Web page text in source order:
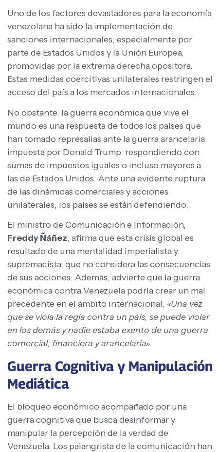
Uno de los factores devastadores para la economía
venezolana ha sido la implementación de
sanciones internacionales, especialmente por
parte de Estados Unidos y la Unión Europea,
promovidas por la extrema derecha opositora.
Estas medidas coercitivas unilaterales restringen el
acceso del país a los mercados internacionales.
No obstante, la guerra económica que vive el
mundo es una respuesta de todos los países que
han tomado represalias ante la guerra arancelaria
impuesta por Donald Trump, respondiendo con
sumas de impuestos iguales o incluso mayores a
las de Estados Unidos. Ante una evidente ruptura
de las dinámicas comerciales y acciones
unilaterales, los países se están defendiendo.
El ministro de Comunicación e Información,
Freddy Ñáñez, afirma que esta crisis global es
resultado de una mentalidad imperialista y
supremacista, que no considera las consecuencias
de sus acciones. Además, advierte que la guerra
económica contra Venezuela podría crear un mal
precedente en el ámbito internacional. «Una vez
que se viola la regla contra un país, se puede violar
en los demás y nadie estaba exento de una guerra
comercial, financiera y arancelaria».
Guerra Cognitiva y Manipulación
Mediática
El bloqueo económico acompañado por una
guerra cognitiva que busca desinformar y
manipular la percepción de la verdad de
Venezuela. Los palangrista de la comunicación han